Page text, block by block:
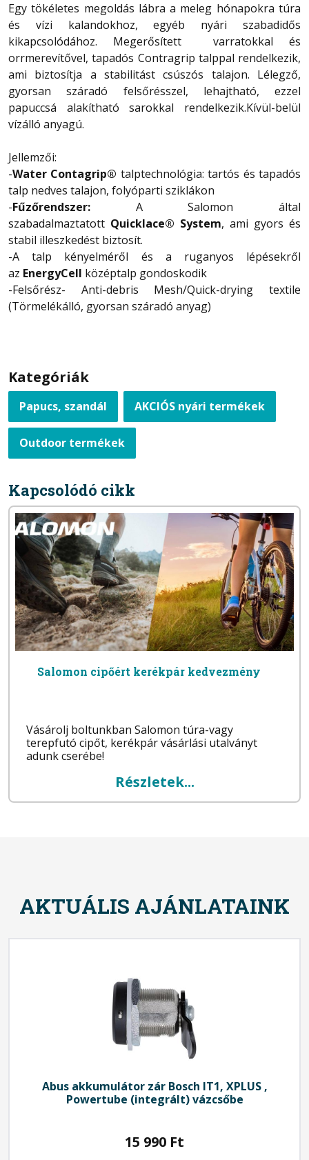
Egy tökéletes megoldás lábra a meleg hónapokra túra
és vízi kalandokhoz, egyéb nyári szabadidős
kikapcsolódához. Megerősített varratokkal és
orrmerevítővel, tapadós Contragrip talppal rendelkezik,
ami biztosítja a stabilitást csúszós talajon. Lélegző,
gyorsan száradó felsőrésszel, lehajtható, ezzel
papuccsá alakítható sarokkal rendelkezik.Kívül-belül
vízálló anyagú.
Jellemzői:
-Water Contagrip® talptechnológia: tartós és tapadós
talp nedves talajon, folyóparti sziklákon
-Fűzőrendszer: A Salomon által
szabadalmaztatott Quicklace® System, ami gyors és
stabil illeszkedést biztosít.
-A talp kényelméről és a ruganyos lépésekről
az EnergyCell középtalp gondoskodik
-Felsőrész- Anti-debris Mesh/Quick-drying textile
(Törmelékálló, gyorsan száradó anyag)
Kategóriák
Papucs, szandál AKCIÓS nyári termékek
Outdoor termékek
Kapcsolódó cikk
Salomon cipőért kerékpár kedvezmény
Vásárolj boltunkban Salomon túra-vagy
terepfutó cipőt, kerékpár vásárlási utalványt
adunk cserébe!
Részletek...
AKTUÁLIS AJÁNLATAINK
Abusakkumulátor zár Bosch IT1, XPLUS ,
Powertube (integrált) vázcsőbe
15 990 Ft